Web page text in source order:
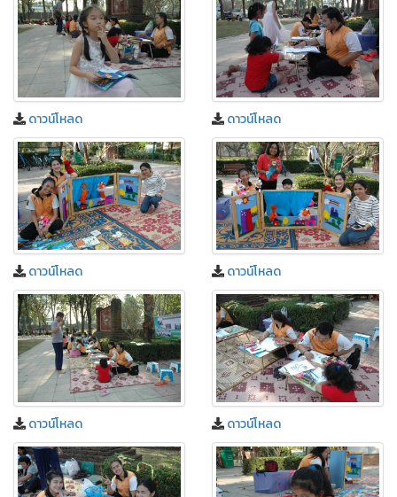
ดาวน์โหลด ดาวน์โหลด
ดาวน์โหลด ดาวน์โหลด
ดาวน์โหลด ดาวน์โหลด